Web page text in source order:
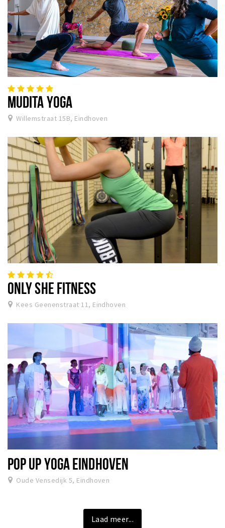
MUDITA YOGA
Willemstraat 15B, Eindhoven
ONLY SHE FITNESS
Kees Geenenstraat 11, Eindhoven
POP UP YOGA EINDHOVEN
Oude Vensedijk 5, Eindhoven
Laad meer...